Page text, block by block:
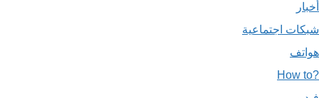
أخبار
شبكات اجتماعية
هواتف
?How to